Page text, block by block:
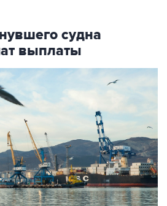
судна
выплаты
торговый порт